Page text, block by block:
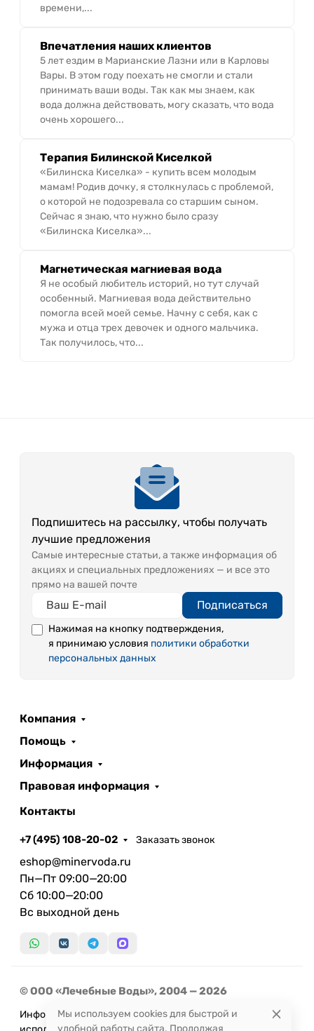
времени,...
Впечатления наших клиентов
5 лет ездим в Марианские Лазни или в Карловы
Вары. В этом году поехать не смогли и стали
принимать ваши воды. Так как мы знаем, как
вода должна действовать, могу сказать, что вода
очень хорошего...
Терапия Билинской Киселкой
«Билинска Киселка» - купить всем молодым
мамам! Родив дочку, я столкнулась с проблемой,
о которой не подозревала со старшим сыном.
Сейчас я знаю, что нужно было сразу
«Билинска Киселка»...
Магнетическая магниевая вода
Я не особый любитель историй, но тут случай
особенный. Магниевая вода действительно
помогла всей моей семье. Начну с себя, как с
мужа и отца трех девочек и одного мальчика.
Так получилось, что...
Подпишитесь на рассылку, чтобы получать
лучшие предложения
Самые интересные статьи, а также информация об
акциях и специальных предложениях — и все это
прямо на вашей почте
Подписаться
Нажимая на кнопку подтверждения,
я принимаю условия политики обработки
персональных данных
Компания
Помощь
Информация
Правовая информация
Контакты
+7 (495) 108-20-02 Заказать звонок
eshop@minervoda.ru
Пн—Пт 09:00—20:00
Сб 10:00—20:00
Вс выходной день
© ООО «Лечебные Воды», 2004 — 2026
Информация, представленная на сайте, не может быть
Мы используем cookies для быстрой и
удобной работы сайта. Продолжая